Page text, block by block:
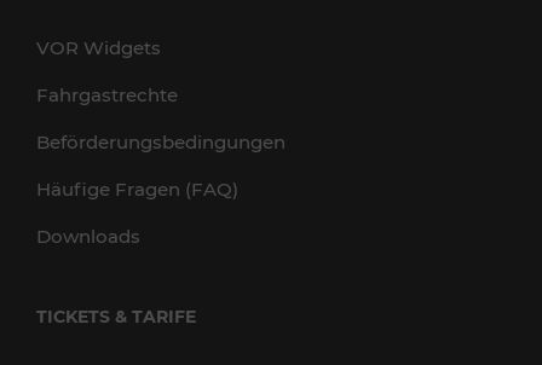
VOR Widgets
Fahrgastrechte
Beförderungsbedingungen
Häufige Fragen (FAQ)
Downloads
TICKETS & TARIFE